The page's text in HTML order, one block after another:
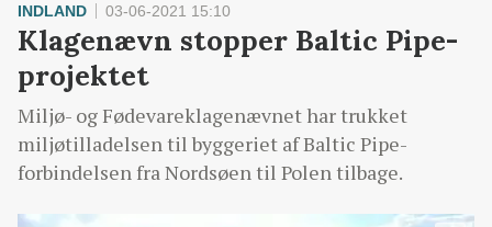
INDLAND 03-06-2021 15:10
Klagenævn stopper Baltic Pipe-
projektet
Miljø- og Fødevareklagenævnet har trukket
miljøtilladelsen til byggeriet af Baltic Pipe-
forbindelsen fra Nordsøen til Polen tilbage.